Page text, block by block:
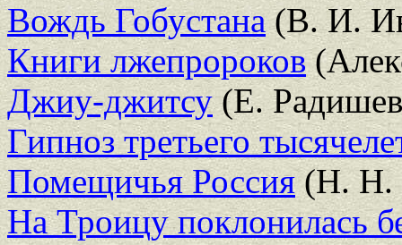
Вождь Гобустана(В. И.
Книги лжепророков
Джиу-джитсу(Е.
Гипноз третьего
Помещичья Россия(Н. Н.
На Троицу поклонилась